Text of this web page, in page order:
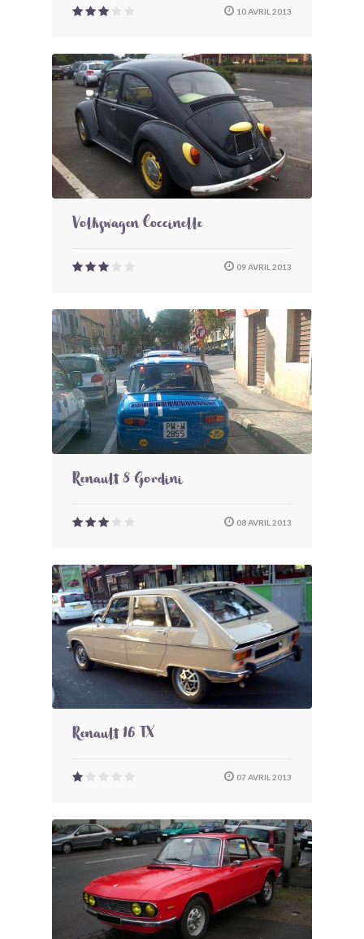
10 AVRIL 2013
Volkswagen Coccinelle
09 AVRIL 2013
Renault 8 Gordini
08 AVRIL 2013
Renault 16 TX
07 AVRIL 2013